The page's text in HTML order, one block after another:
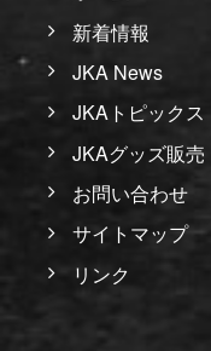
新着情報
JKA News
JKAトピックス
JKAグッズ販売
お問い合わせ
サイトマップ
リンク